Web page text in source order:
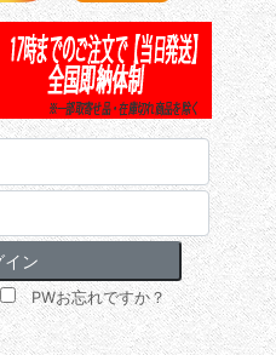
PWお忘れですか？